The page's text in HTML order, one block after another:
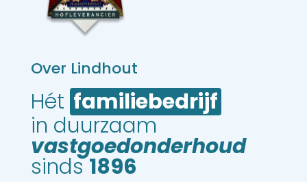
Over Lindhout
Hét familiebedrijf
in duurzaam
vastgoedonderhoud
sinds 1896